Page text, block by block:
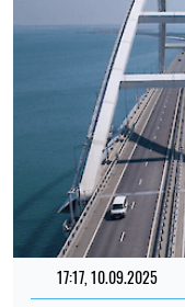
17:17, 10.09.2025